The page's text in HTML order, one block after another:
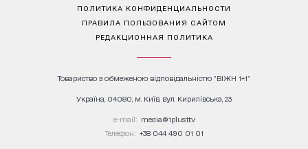
ПОЛИТИКА КОНФИДЕНЦИАЛЬНОСТИ
ПРАВИЛА ПОЛЬЗОВАНИЯ САЙТОМ
РЕДАКЦИОННАЯ ПОЛИТИКА
Товариство з обмеженою відповідальністю "ВІЖН 1+1"
Україна, 04080, м. Київ, вул. Кирилівська, 23
е-mail: media@1plus1.tv
Телефон: +38 044 490 01 01